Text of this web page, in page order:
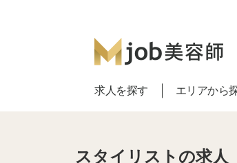
求人を探す エリアから
スタイリストの求人